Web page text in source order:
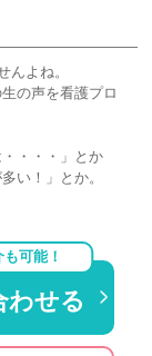
んよね。
の声を看護プロ
・・・」とか
い！」とか。
可能！
わせる